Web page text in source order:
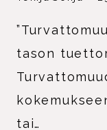
tason
tai…